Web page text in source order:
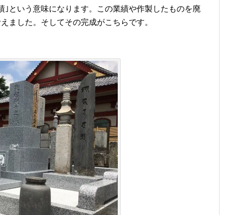
｣という意味になります。この業績や作製したものを廃
ました。そしてその完成がこちらです。